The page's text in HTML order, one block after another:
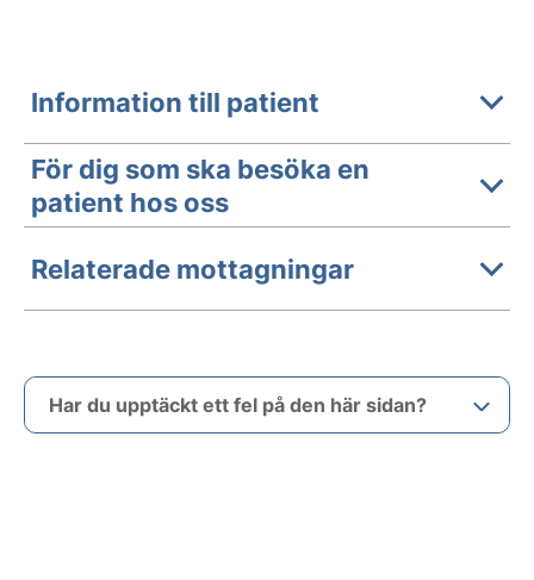
Information till patient
För dig som ska besöka en
patient hos oss
Relaterade mottagningar
Har du upptäckt ett fel på den här sidan?